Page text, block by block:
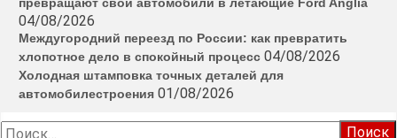
04/08/2026
Междугородний переезд по России: как превратить
хлопотное дело в спокойный процесс 04/08/2026
Холодная штамповка точных деталей для
автомобилестроения 01/08/2026
Найти: